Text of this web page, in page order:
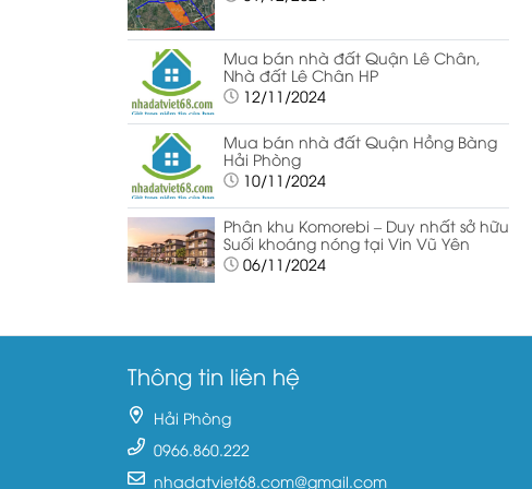
Mua bán nhà đất Quận Lê Chân,
Nhà đất Lê Chân HP
12/11/2024
Mua bán nhà đất Quận Hồng Bàng
Hải Phòng
10/11/2024
Phân khu Komorebi – Duy nhất sở hữu
Suối khoáng nóng tại Vin Vũ Yên
06/11/2024
Thông tin liên hệ
Hải Phòng
0966.860.222
nhadatviet68.com@gmail.com